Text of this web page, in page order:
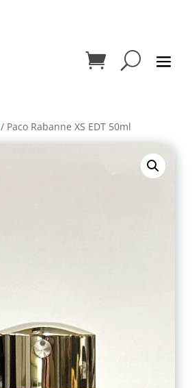
/ Paco Rabanne XS EDT 50ml